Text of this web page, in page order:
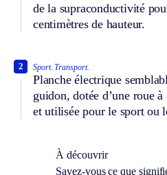
de la supraconductivité
centimètres de hauteur.
Sport. Transport.
Planche électrique
guidon, dotée d’une roue
et utilisée pour le sport ou
2
À découvrir
Savez-vous ce que